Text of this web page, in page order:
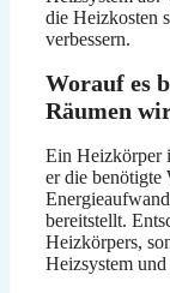
die Heizkosten
verbessern.
Worauf es
Räumen
Ein Heizkörper
er die benötigte
bereitstellt.
Heizkörpers,
Heizsystem